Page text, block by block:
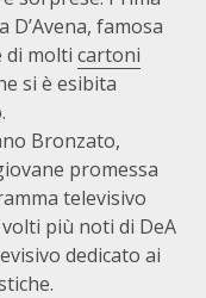
famosa
di molti cartoni
si è esibita
Bronzato,
promessa
televisivo
più noti di DeA
dedicato ai